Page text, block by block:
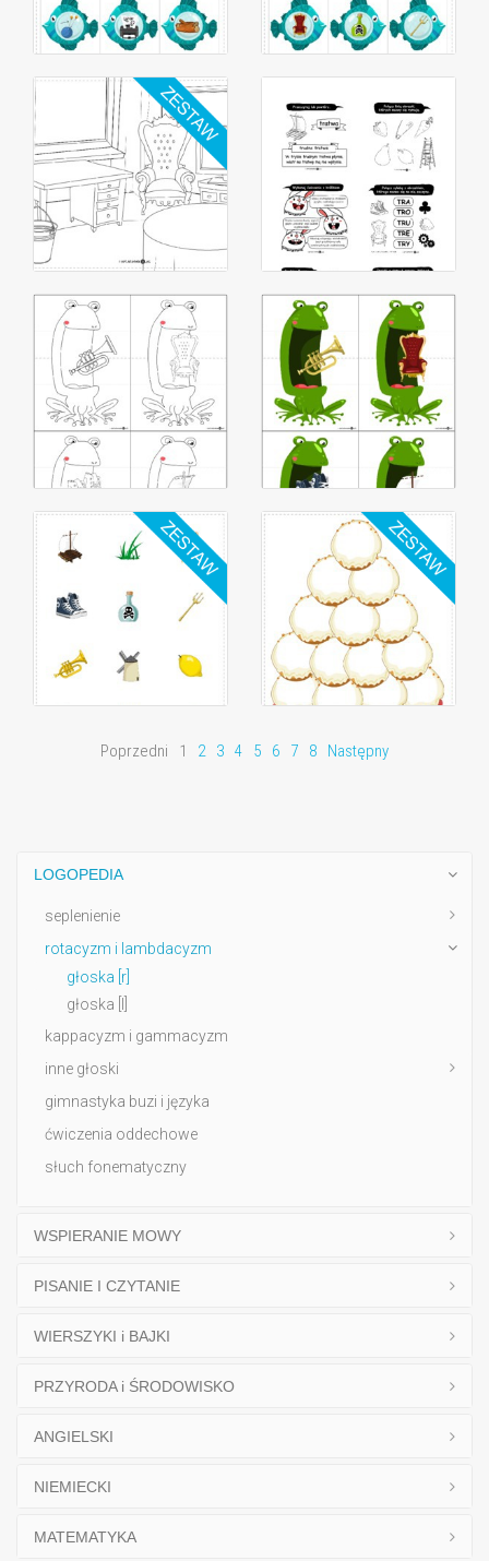
Poprzedni 1 2 3 4 5 6 7 8 Następny
LOGOPEDIA
seplenienie
rotacyzm i lambdacyzm
głoska [r]
głoska [l]
kappacyzm i gammacyzm
inne głoski
gimnastyka buzi i języka
ćwiczenia oddechowe
słuch fonematyczny
WSPIERANIE MOWY
PISANIE I CZYTANIE
WIERSZYKI i BAJKI
PRZYRODA i ŚRODOWISKO
ANGIELSKI
NIEMIECKI
MATEMATYKA